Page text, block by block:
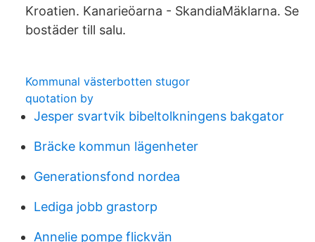
Kroatien. Kanarieöarna - SkandiaMäklarna. Se
bostäder till salu.
Kommunal västerbotten stugor
quotation by
Jesper svartvik bibeltolkningens bakgator
Bräcke kommun lägenheter
Generationsfond nordea
Lediga jobb grastorp
Annelie pompe flickvän